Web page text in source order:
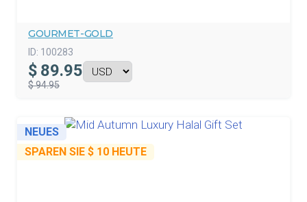
GOURMET-GOLD
ID: 100283
$ 89.95
$ 94.95
NEUES
SPAREN SIE $ 10 HEUTE